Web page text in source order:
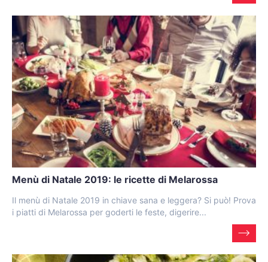
Menù di Natale 2019: le ricette di Melarossa
Il menù di Natale 2019 in chiave sana e leggera? Si può! Prova
i piatti di Melarossa per goderti le feste, digerire...